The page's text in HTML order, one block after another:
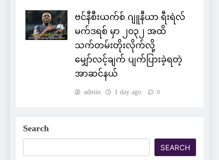
ဗင်နီစီးယက်စ် ဂျူနီယာ ရီးရဲလ်
မက်ဒရစ် မှာ ၂၀၃၂ အထိ
သက်တမ်းတိုးလိုက်လို့
မျှော်လင့်ချက် ပျက်ပြားခဲ့ရတဲ့
အာဆင်နယ်
admin 1 day ago 0
Search
SEARCH